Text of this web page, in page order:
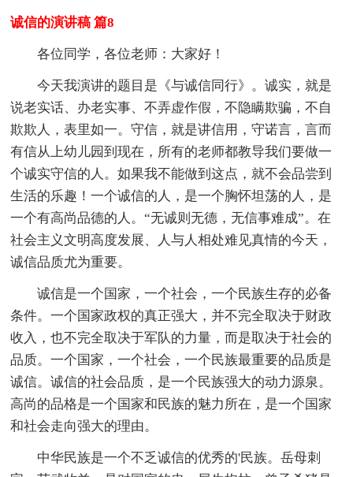
诚信的演讲稿 篇8
各位同学，各位老师：大家好！
今天我演讲的题目是《与诚信同行》。诚实，就是
说老实话、办老实事、不弄虚作假，不隐瞒欺骗，不自
欺欺人，表里如一。守信，就是讲信用，守诺言，言而
有信从上幼儿园到现在，所有的老师都教导我们要做一
个诚实守信的人。如果我不能做到这点，就不会品尝到
生活的乐趣！一个诚信的人，是一个胸怀坦荡的人，是
一个有高尚品德的人。“无诚则无德，无信事难成”。在
社会主义文明高度发展、人与人相处难见真情的今天，
诚信品质尤为重要。
诚信是一个国家，一个社会，一个民族生存的必备
条件。一个国家政权的真正强大，并不完全取决于财政
收入，也不完全取决于军队的力量，而是取决于社会的
品质。一个国家，一个社会，一个民族最重要的品质是
诚信。诚信的社会品质，是一个民族强大的动力源泉。
高尚的品格是一个国家和民族的魅力所在，是一个国家
和社会走向强大的理由。
中华民族是一个不乏诚信的优秀的'民族。岳母刺